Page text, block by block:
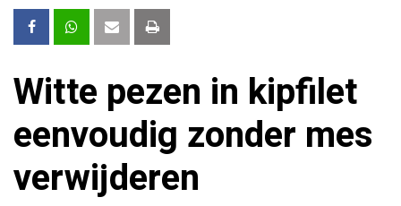
Witte pezen in kipfilet
eenvoudig zonder mes
verwijderen